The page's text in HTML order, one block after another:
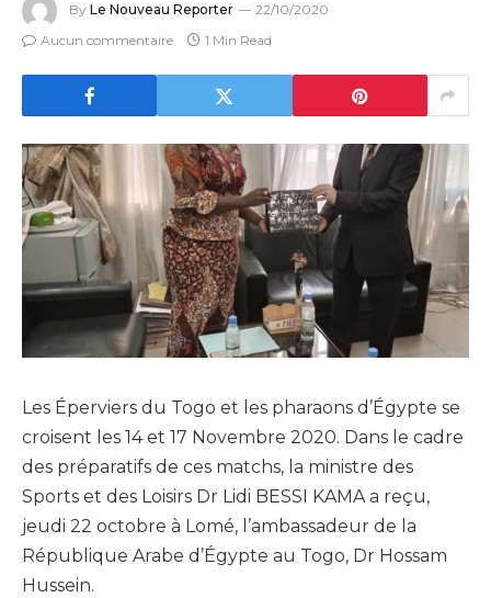
By Le Nouveau Reporter
22/10/2020
Aucun commentaire
1 Min Read
Les Éperviers du Togo et les pharaons d’Égypte se
croisent les 14 et 17 Novembre 2020. Dans le cadre
des préparatifs de ces matchs, la ministre des
Sports et des Loisirs Dr Lidi BESSI KAMA a reçu,
jeudi 22 octobre à Lomé, l’ambassadeur de la
République Arabe d’Égypte au Togo, Dr Hossam
Hussein.